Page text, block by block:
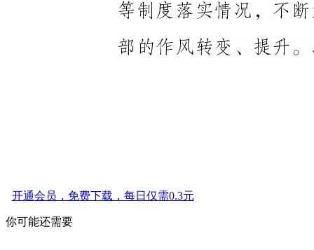
开通会员，免费下载，每日仅需0.3元
你可能还需要